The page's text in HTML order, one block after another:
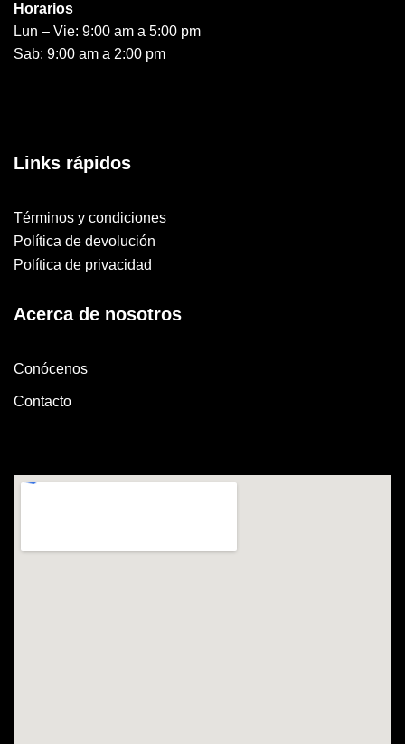
Horarios
Lun – Vie: 9:00 am a 5:00 pm
Sab: 9:00 am a 2:00 pm
Links rápidos
Términos y condiciones
Política de devolución
Política de privacidad
Acerca de nosotros
Conócenos
Contacto